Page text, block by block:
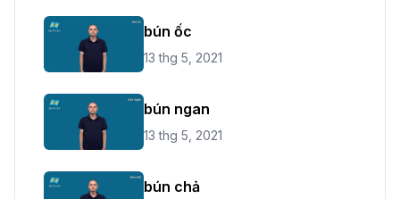
bún ốc
13 thg 5, 2021
bún ngan
13 thg 5, 2021
bún chả